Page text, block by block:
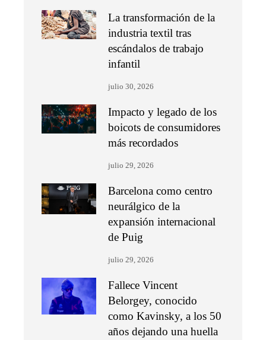
La transformación de la
industria textil tras
escándalos de trabajo
infantil
julio 30, 2026
Impacto y legado de los
boicots de consumidores
más recordados
julio 29, 2026
Barcelona como centro
neurálgico de la
expansión internacional
de Puig
julio 29, 2026
Fallece Vincent
Belorgey, conocido
como Kavinsky, a los 50
años dejando una huella